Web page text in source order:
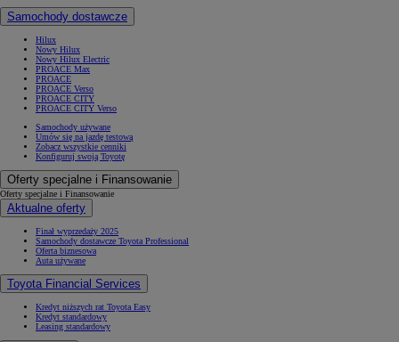
Samochody dostawcze
Hilux
Nowy Hilux
Nowy Hilux Electric
PROACE Max
PROACE
PROACE Verso
PROACE CITY
PROACE CITY Verso
Samochody używane
Umów się na jazdę testową
Zobacz wszystkie cenniki
Konfiguruj swoją Toyotę
Oferty specjalne i Finansowanie
Oferty specjalne i Finansowanie
Aktualne oferty
Finał wyprzedaży 2025
Samochody dostawcze Toyota Professional
Oferta biznesowa
Auta używane
Toyota Financial Services
Kredyt niższych rat Toyota Easy
Kredyt standardowy
Leasing standardowy